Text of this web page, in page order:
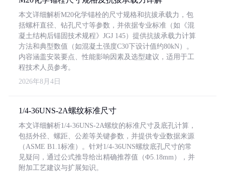
本文详细解析M20化学锚栓的尺寸规格和抗拔承载力，包
括螺杆直径、钻孔尺寸等参数，并依据专业标准（如《混
凝土结构后锚固技术规程》JGJ 145）提供抗拔承载力计算
方法和典型数值（如混凝土强度C30下设计值约80kN）。
内容涵盖安装要点、性能影响因素及选型建议，适用于工
程技术人员参考。
2026年8月4日
1/4-36UNS-2A螺纹标准尺寸
本文详细解析1/4-36UNS-2A螺纹的标准尺寸及底孔计算，
包括外径、螺距、公差等关键参数，并提供专业数据来源
（ASME B1.1标准）。针对1/4-36UNS螺纹底孔尺寸的常
见疑问，通过公式推导给出精确推荐值（Φ5.18mm），并
附加工艺建议与扩展知识。